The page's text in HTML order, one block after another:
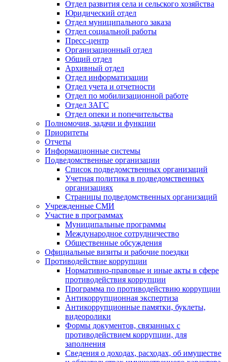
Отдел развития села и сельского хозяйства
Юридический отдел
Отдел муниципального заказа
Отдел социальной работы
Пресс-центр
Организационный отдел
Общий отдел
Архивный отдел
Отдел информатизации
Отдел учета и отчетности
Отдел по мобилизационной работе
Отдел ЗАГС
Отдел опеки и попечительства
Полномочия, задачи и функции
Приоритеты
Отчеты
Информационные системы
Подведомственные организации
Список подведомственных организаций
Учетная политика в подведомственных
организациях
Страницы подведомственных организаций
Учрежденные СМИ
Участие в программах
Муниципальные программы
Международное сотрудничество
Общественные обсуждения
Официальные визиты и рабочие поездки
Противодействие коррупции
Нормативно-правовые и иные акты в сфере
противодействия коррупции
Программа по противодействию коррупции
Антикоррупционная экспертиза
Антикоррупционные памятки, буклеты,
видеоролики
Формы документов, связанных с
противодействием коррупции, для
заполнения
Сведения о доходах, расходах, об имуществе